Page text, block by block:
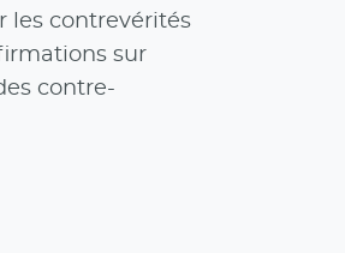
les contrevérités
sur
contre-